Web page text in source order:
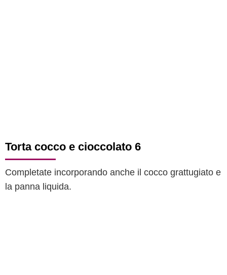
Torta cocco e cioccolato 6
Completate incorporando anche il cocco grattugiato e
la panna liquida.